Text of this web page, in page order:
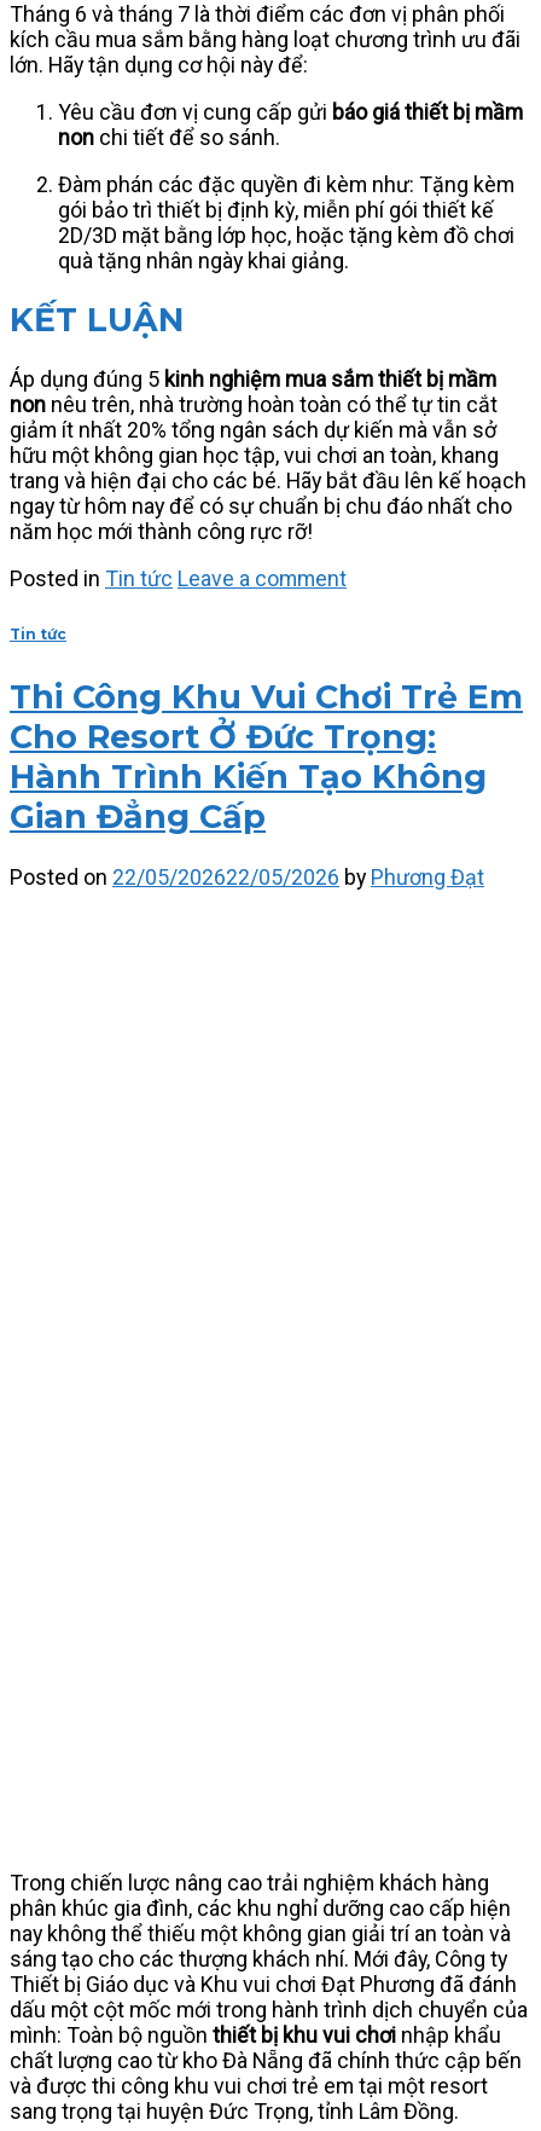
Tháng 6 và tháng 7 là thời điểm các đơn vị phân phối
kích cầu mua sắm bằng hàng loạt chương trình ưu đãi
lớn. Hãy tận dụng cơ hội này để:
Yêu cầu đơn vị cung cấp gửi báo giá thiết bị mầm
non chi tiết để so sánh.
Đàm phán các đặc quyền đi kèm như: Tặng kèm
gói bảo trì thiết bị định kỳ, miễn phí gói thiết kế
2D/3D mặt bằng lớp học, hoặc tặng kèm đồ chơi
quà tặng nhân ngày khai giảng.
KẾT LUẬN
Áp dụng đúng 5 kinh nghiệm mua sắm thiết bị mầm
non nêu trên, nhà trường hoàn toàn có thể tự tin cắt
giảm ít nhất 20% tổng ngân sách dự kiến mà vẫn sở
hữu một không gian học tập, vui chơi an toàn, khang
trang và hiện đại cho các bé. Hãy bắt đầu lên kế hoạch
ngay từ hôm nay để có sự chuẩn bị chu đáo nhất cho
năm học mới thành công rực rỡ!
Posted in Tin tức Leave a comment
Tin tức
Thi Công Khu Vui Chơi Trẻ Em
Cho Resort Ở Đức Trọng:
Hành Trình Kiến Tạo Không
Gian Đẳng Cấp
Posted on 22/05/202622/05/2026 by Phương Đạt
Trong chiến lược nâng cao trải nghiệm khách hàng
phân khúc gia đình, các khu nghỉ dưỡng cao cấp hiện
nay không thể thiếu một không gian giải trí an toàn và
sáng tạo cho các thượng khách nhí. Mới đây, Công ty
Thiết bị Giáo dục và Khu vui chơi Đạt Phương đã đánh
dấu một cột mốc mới trong hành trình dịch chuyển của
mình: Toàn bộ nguồn thiết bị khu vui chơi nhập khẩu
chất lượng cao từ kho Đà Nẵng đã chính thức cập bến
và được thi công khu vui chơi trẻ em tại một resort
sang trọng tại huyện Đức Trọng, tỉnh Lâm Đồng.